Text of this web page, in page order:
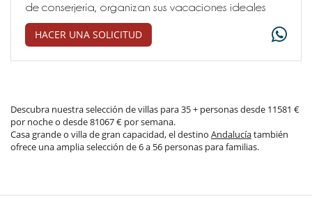
de conserjería, organizan sus vacaciones ideales
HACER UNA SOLICITUD
Descubra nuestra selección de villas para 35 + personas desde 11581 €
por noche o desde 81067 € por semana.
Casa grande o villa de gran capacidad, el destino Andalucíatambién
ofrece una amplia selección de 6 a 56 personas para familias.